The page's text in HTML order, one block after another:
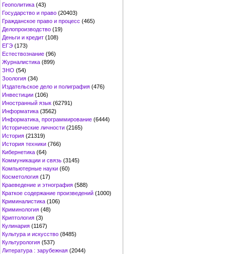
Геополитика (43)
Государство и право (20403)
Гражданское право и процесс (465)
Делопроизводство (19)
Деньги и кредит (108)
ЕГЭ (173)
Естествознание (96)
Журналистика (899)
ЗНО (54)
Зоология (34)
Издательское дело и полиграфия (476)
Инвестиции (106)
Иностранный язык (62791)
Информатика (3562)
Информатика, программирование (6444)
Исторические личности (2165)
История (21319)
История техники (766)
Кибернетика (64)
Коммуникации и связь (3145)
Компьютерные науки (60)
Косметология (17)
Краеведение и этнография (588)
Краткое содержание произведений (1000)
Криминалистика (106)
Криминология (48)
Криптология (3)
Кулинария (1167)
Культура и искусство (8485)
Культурология (537)
Литература : зарубежная (2044)